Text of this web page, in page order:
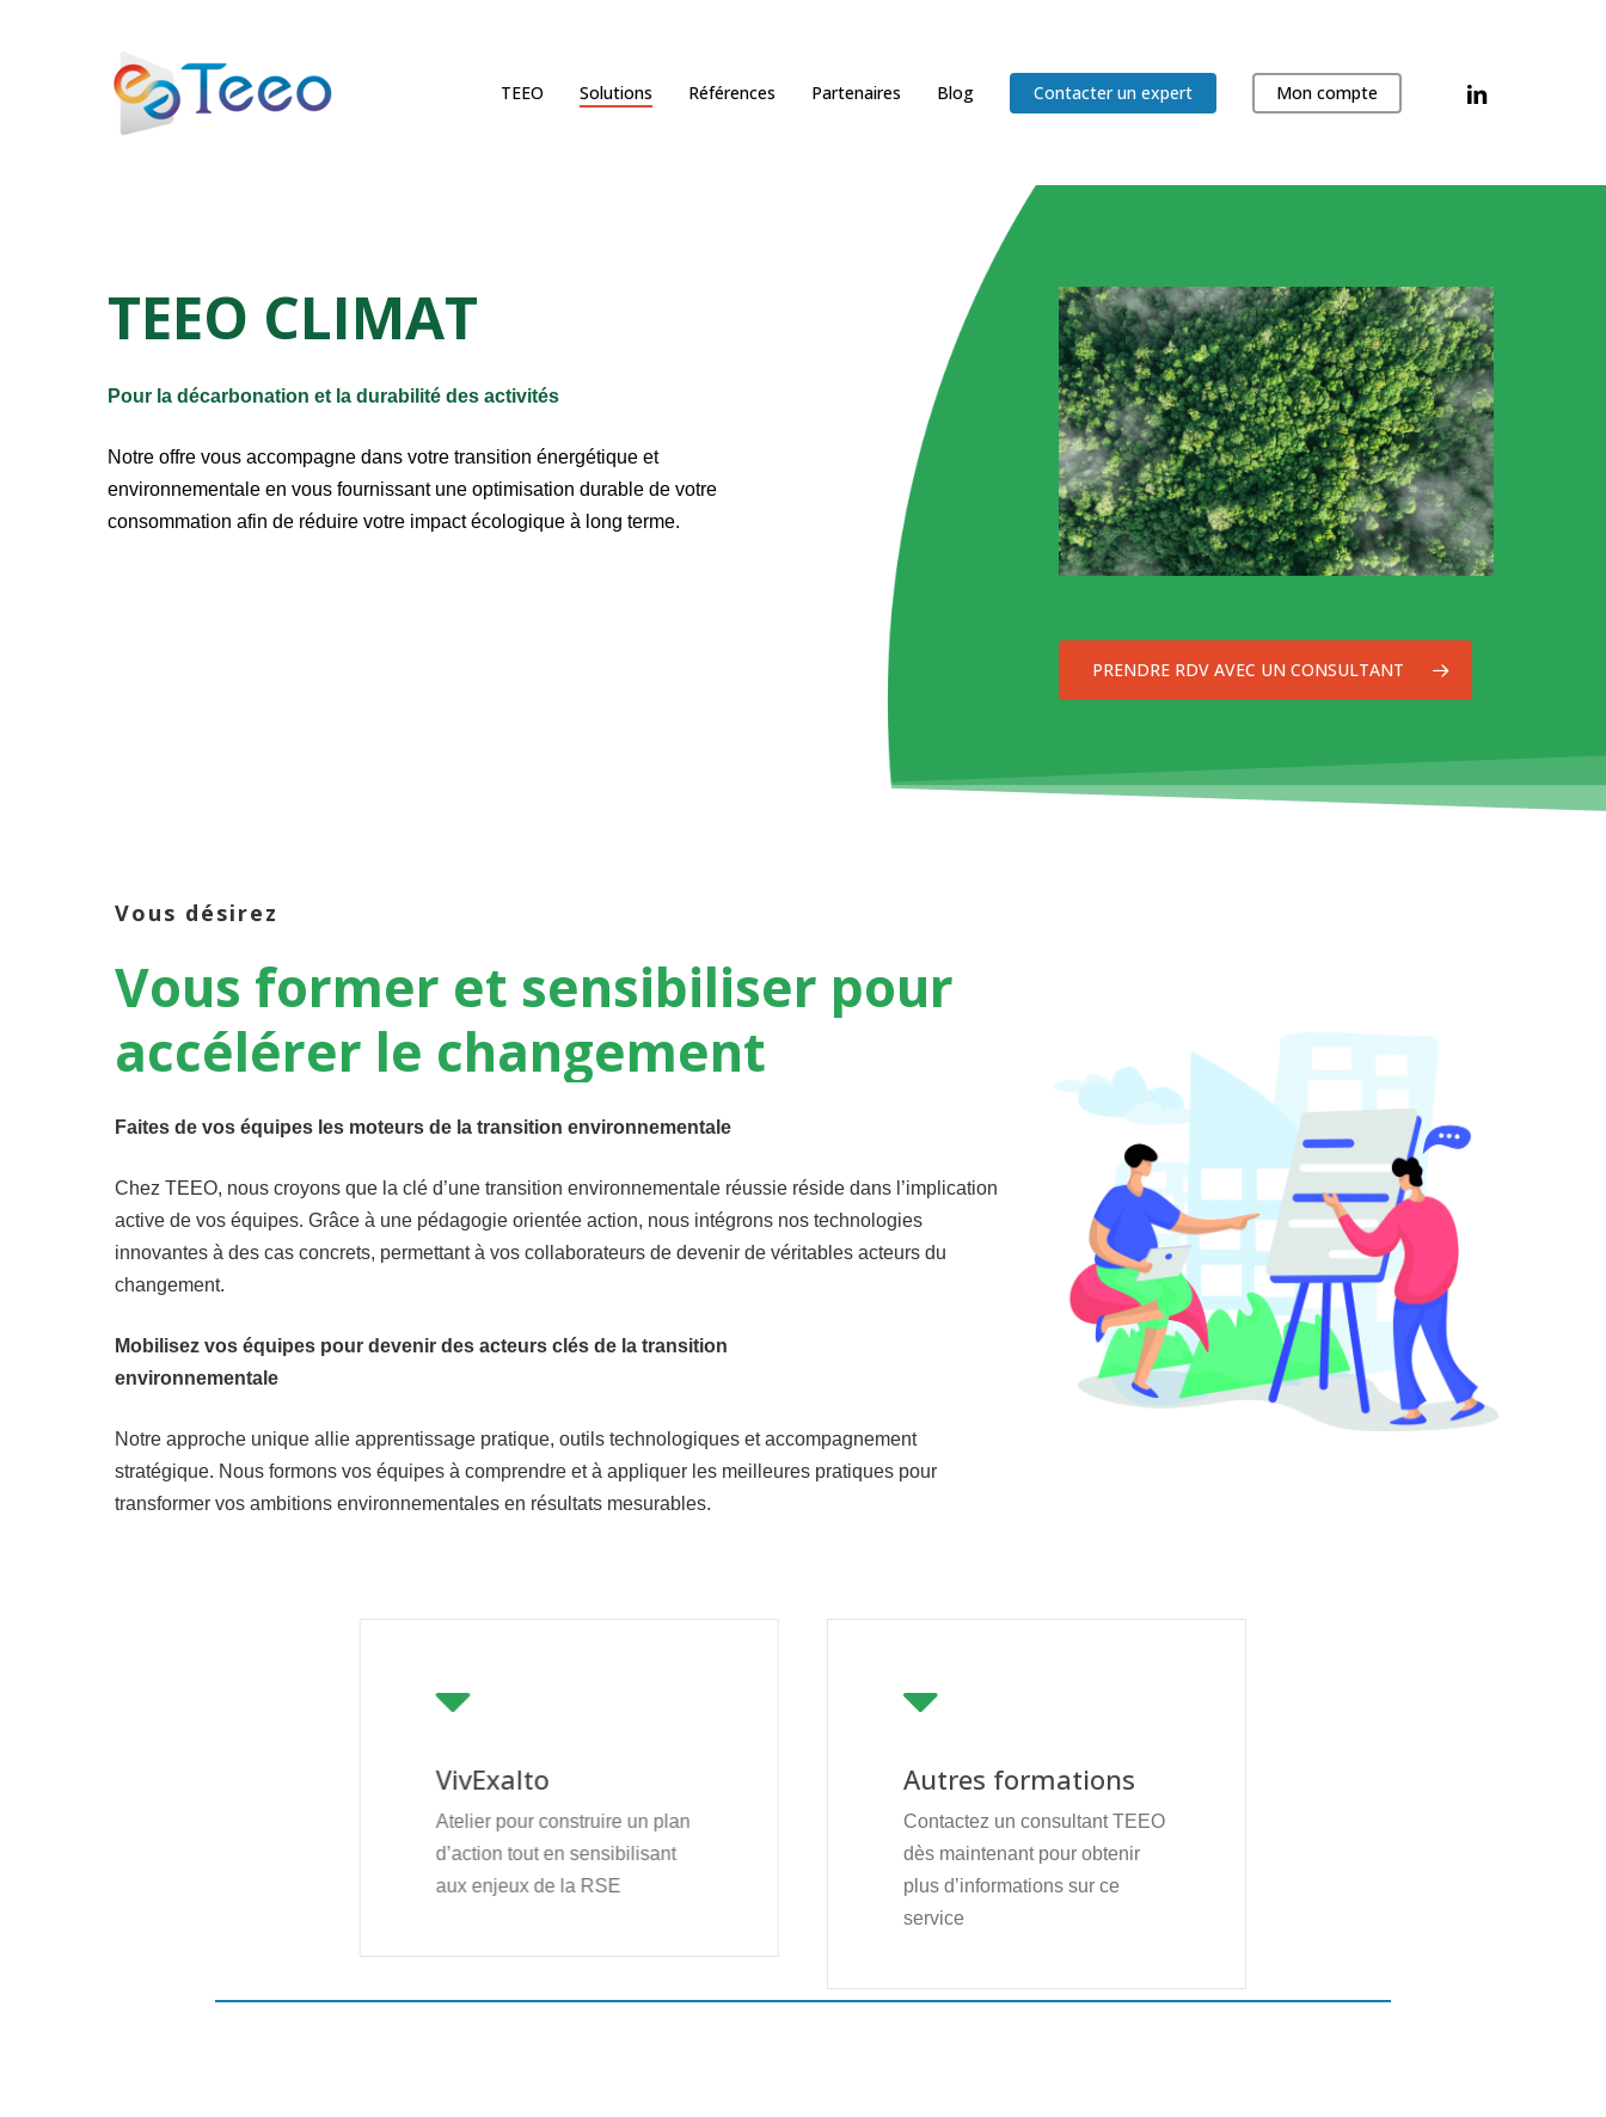
TEEO Solutions Références Partenaires Blog Contacter un expert Mon compte linkedin
TEEO CLIMAT
Pour la décarbonation et la durabilité des activités
Notre offre vous accompagne dans votre transition énergétique et
environnementale en vous fournissant une optimisation durable de votre
consommation afin de réduire votre impact écologique à long terme.
PRENDRE RDV AVEC UN CONSULTANT
Vous désirez
Vous former et sensibiliser pour
accélérer le changement
Faites de vos équipes les moteurs de la transition environnementale
Chez TEEO, nous croyons que la clé d’une transition environnementale réussie réside dans l’implication
active de vos équipes. Grâce à une pédagogie orientée action, nous intégrons nos technologies
innovantes à des cas concrets, permettant à vos collaborateurs de devenir de véritables acteurs du
changement.
Mobilisez vos équipes pour devenir des acteurs clés de la transition
environnementale
Notre approche unique allie apprentissage pratique, outils technologiques et accompagnement
stratégique. Nous formons vos équipes à comprendre et à appliquer les meilleures pratiques pour
transformer vos ambitions environnementales en résultats mesurables.
VivExalto
Atelier pour construire un plan
d’action tout en sensibilisant
aux enjeux de la RSE
Autres formations
Contactez un consultant TEEO
dès maintenant pour obtenir
plus d’informations sur ce
service